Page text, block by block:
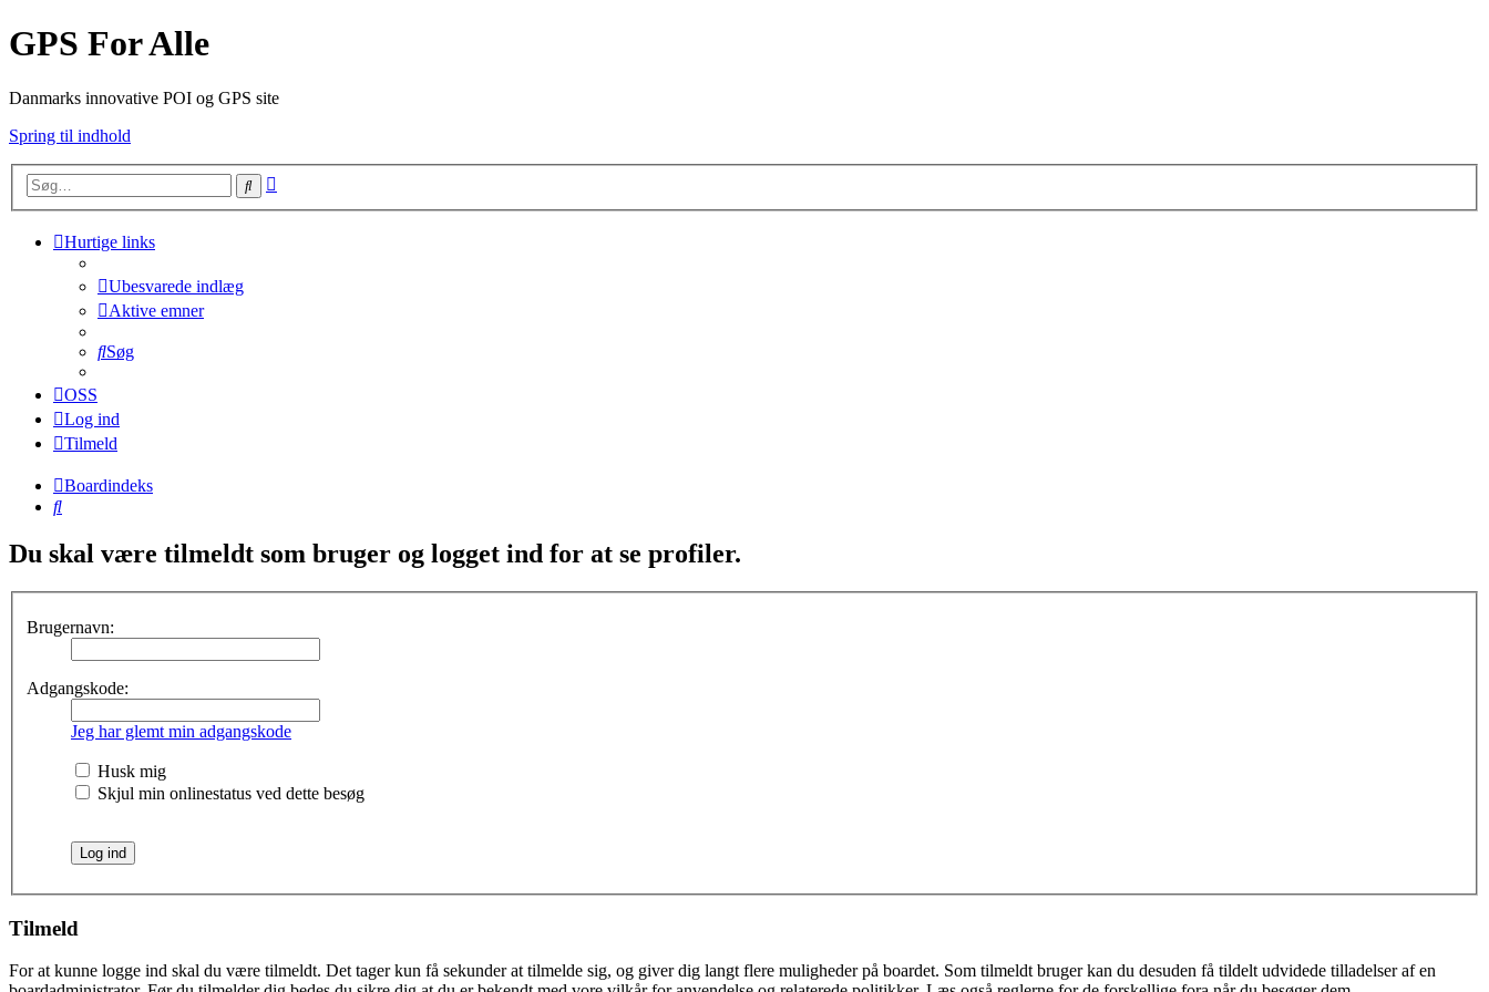
GPS For Alle
Danmarks innovative POI og GPS site
Spring til indhold
Søg
Hurtige links
Ubesvarede indlæg
Aktive emner
Søg
OSS
Log ind
Tilmeld
Boardindeks
Søg
Du skal være tilmeldt som bruger og logget ind for at se profiler.
Brugernavn:
Adgangskode:
Jeg har glemt min adgangskode
Husk mig
Skjul min onlinestatus ved dette besøg
Tilmeld
For at kunne logge ind skal du være tilmeldt. Det tager kun få sekunder at tilmelde sig, og giver dig langt flere muligheder på boardet. Som tilmeldt bruger kan du desuden få tildelt udvidede tilladelser af en